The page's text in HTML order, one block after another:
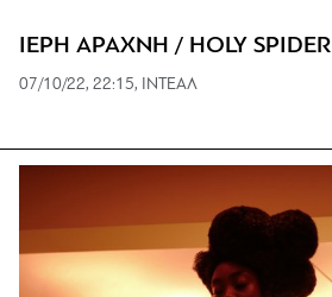
ΙΕΡΗ ΑΡΑΧΝΗ / HOLY SPIDER
07/10/22, 22:15, ΙΝΤΕΑΛ